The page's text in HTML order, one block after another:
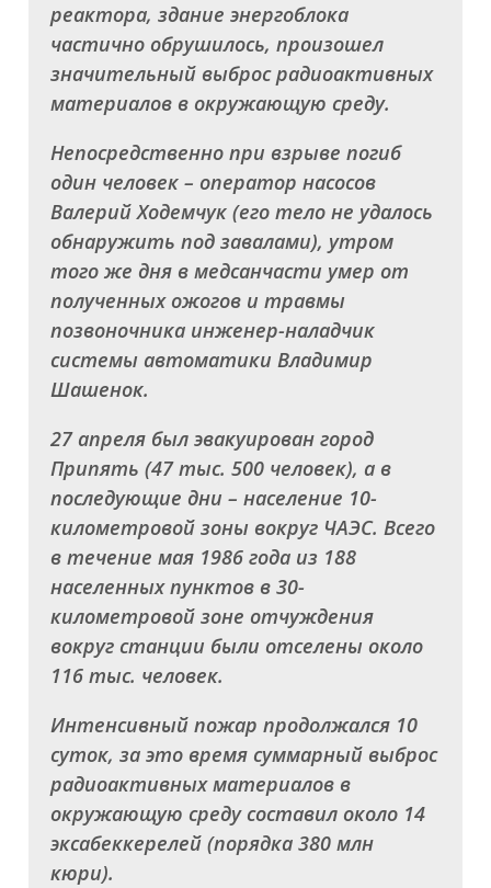
реактора, здание энергоблока
частично обрушилось, произошел
значительный выброс радиоактивных
материалов в окружающую среду.
Непосредственно при взрыве погиб
один человек – оператор насосов
Валерий Ходемчук (его тело не удалось
обнаружить под завалами), утром
того же дня в медсанчасти умер от
полученных ожогов и травмы
позвоночника инженер-наладчик
системы автоматики Владимир
Шашенок.
27 апреля был эвакуирован город
Припять (47 тыс. 500 человек), а в
последующие дни – население 10-
километровой зоны вокруг ЧАЭС. Всего
в течение мая 1986 года из 188
населенных пунктов в 30-
километровой зоне отчуждения
вокруг станции были отселены около
116 тыс. человек.
Интенсивный пожар продолжался 10
суток, за это время суммарный выброс
радиоактивных материалов в
окружающую среду составил около 14
эксабеккерелей (порядка 380 млн
кюри).